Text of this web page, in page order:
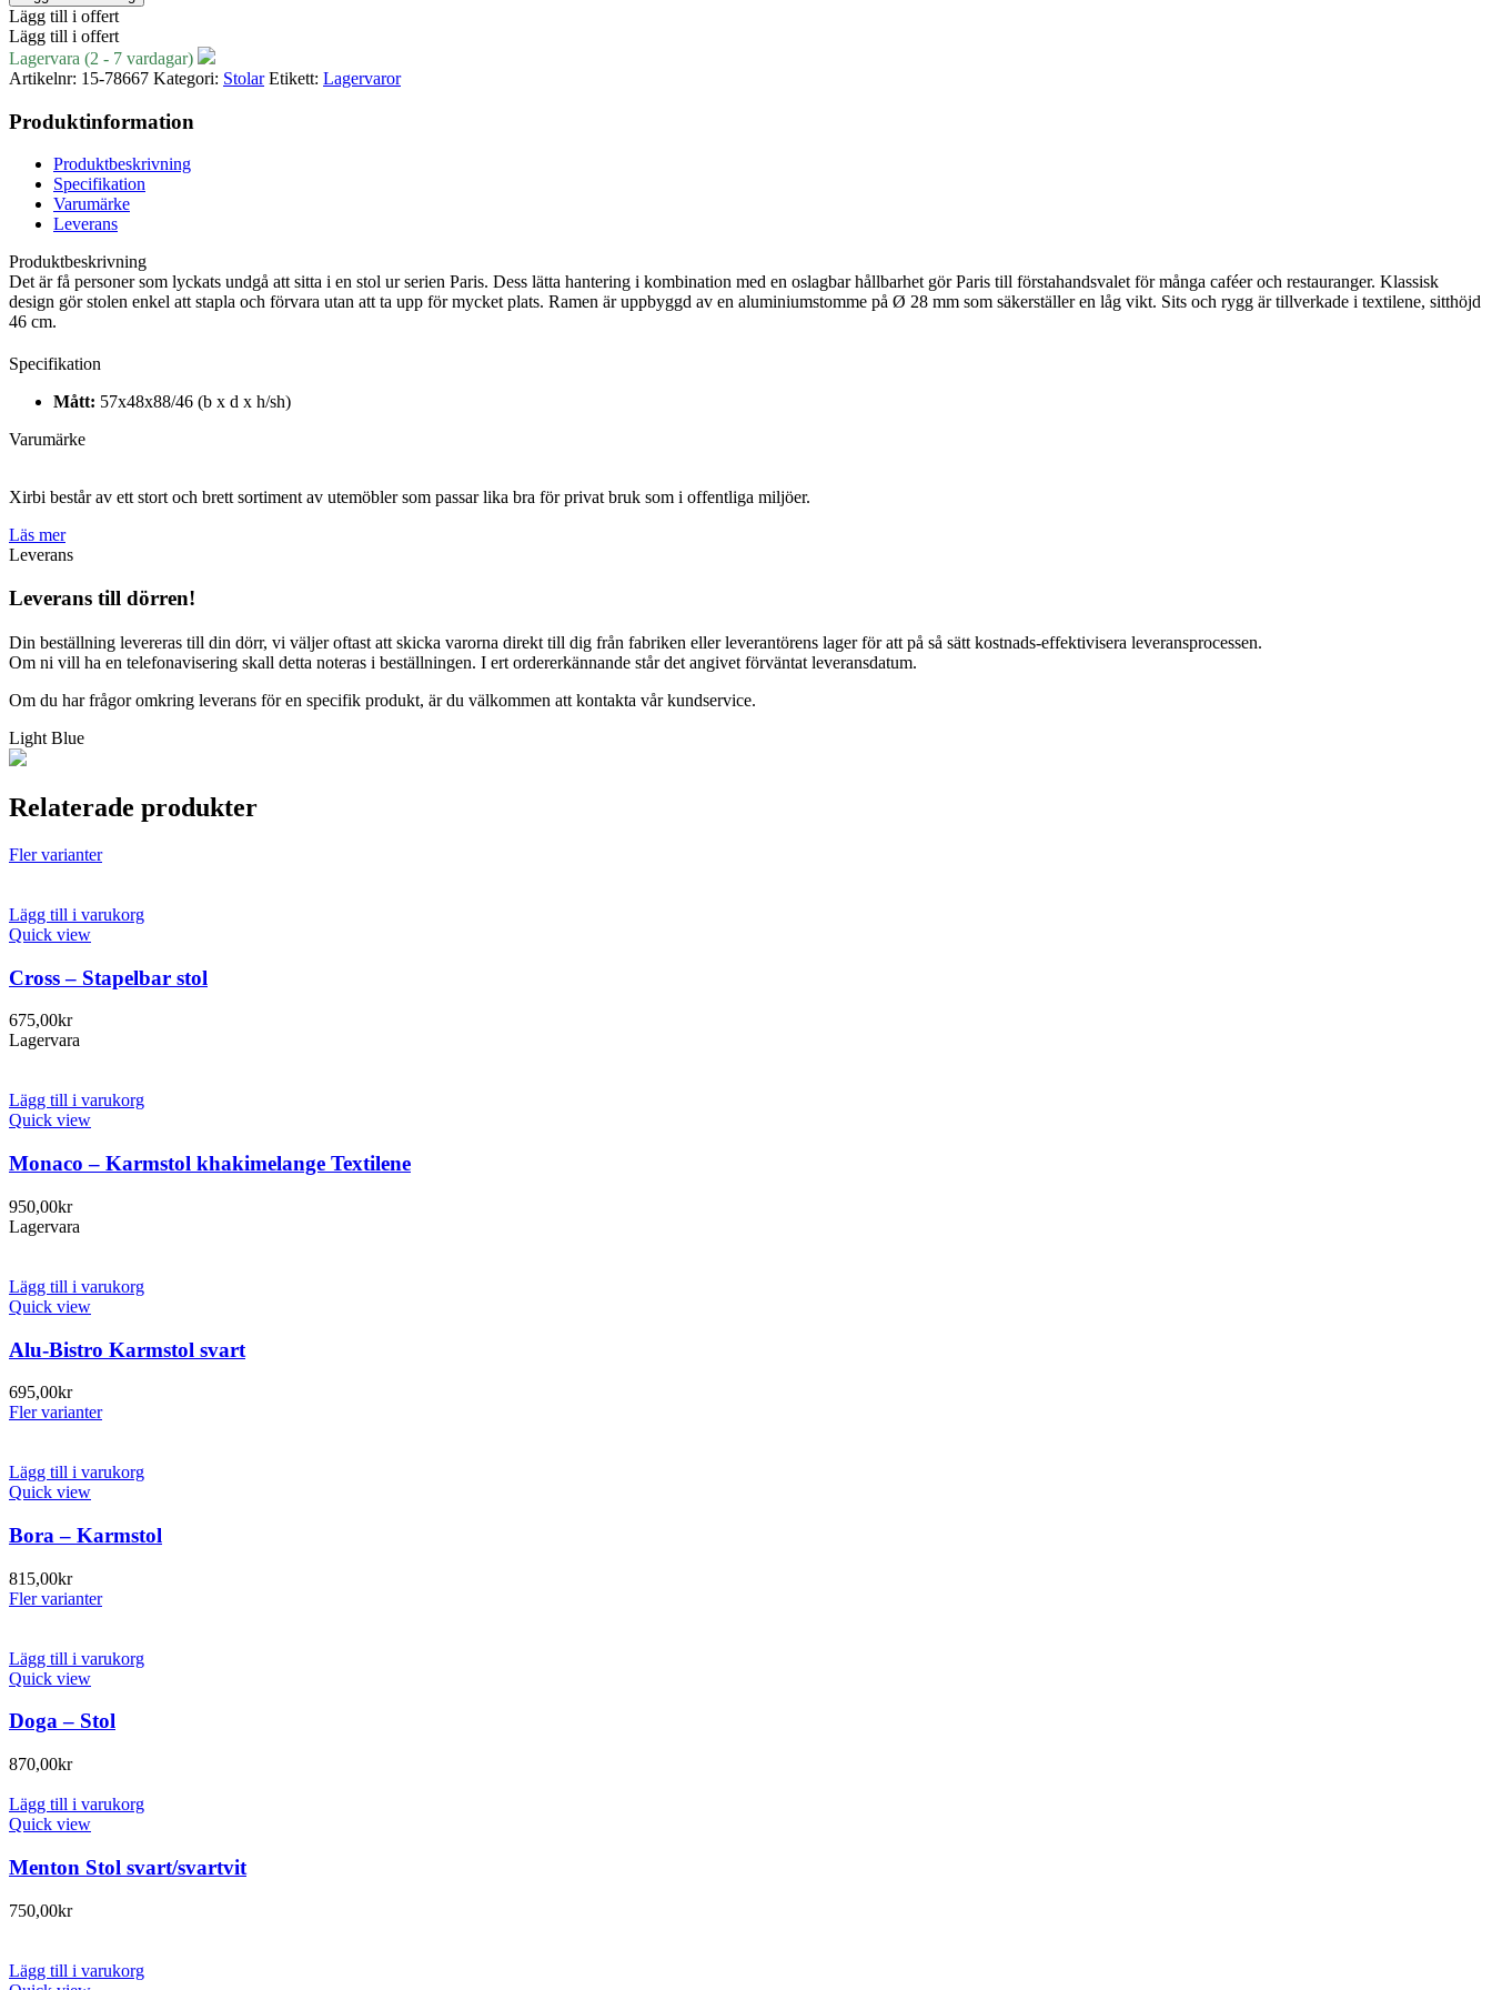
Lägg till i offert
Lägg till i offert
Lagervara (2 - 7 vardagar)
Artikelnr: 15-78667 Kategori: Stolar Etikett: Lagervaror
Produktinformation
Produktbeskrivning
Specifikation
Varumärke
Leverans
Produktbeskrivning
Det är få personer som lyckats undgå att sitta i en stol ur serien Paris. Dess lätta hantering i kombination med en oslagbar hållbarhet gör Paris till förstahandsvalet för många caféer och restauranger. Klassisk
design gör stolen enkel att stapla och förvara utan att ta upp för mycket plats. Ramen är uppbyggd av en aluminiumstomme på Ø 28 mm som säkerställer en låg vikt. Sits och rygg är tillverkade i textilene, sitthöjd
46 cm.
Specifikation
Mått: 57x48x88/46 (b x d x h/sh)
Varumärke
Xirbi består av ett stort och brett sortiment av utemöbler som passar lika bra för privat bruk som i offentliga miljöer.
Läs mer
Leverans
Leverans till dörren!
Din beställning levereras till din dörr, vi väljer oftast att skicka varorna direkt till dig från fabriken eller leverantörens lager för att på så sätt kostnads-effektivisera leveransprocessen.
Om ni vill ha en telefonavisering skall detta noteras i beställningen. I ert ordererkännande står det angivet förväntat leveransdatum.
Om du har frågor omkring leverans för en specifik produkt, är du välkommen att kontakta vår kundservice.
Light Blue
Relaterade produkter
Fler varianter
Lägg till i varukorg
Quick view
Cross – Stapelbar stol
675,00kr
Lagervara
Lägg till i varukorg
Quick view
Monaco – Karmstol khakimelange Textilene
950,00kr
Lagervara
Lägg till i varukorg
Quick view
Alu-Bistro Karmstol svart
695,00kr
Fler varianter
Lägg till i varukorg
Quick view
Bora – Karmstol
815,00kr
Fler varianter
Lägg till i varukorg
Quick view
Doga – Stol
870,00kr
Lägg till i varukorg
Quick view
Menton Stol svart/svartvit
750,00kr
Lägg till i varukorg